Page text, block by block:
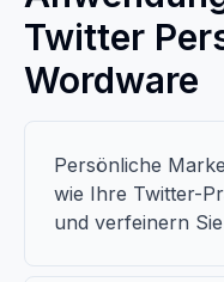
Twitter
Wordware
Persönliche
wie Ihre Twitter-
und verfeinern